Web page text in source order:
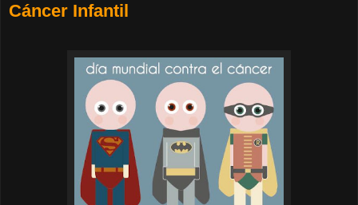
Cáncer Infantil